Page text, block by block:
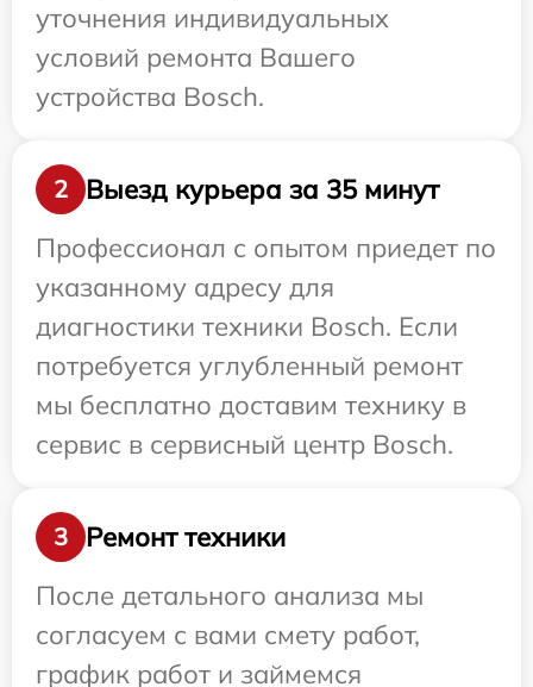
уточнения индивидуальных
условий ремонта Вашего
устройства Bosch.
2
Выезд курьера за 35 минут
Профессионал с опытом приедет по
указанному адресу для
диагностики техники Bosch. Если
потребуется углубленный ремонт
мы бесплатно доставим технику в
сервис в сервисный центр Bosch.
3
Ремонт техники
После детального анализа мы
согласуем с вами смету работ,
график работ и займемся